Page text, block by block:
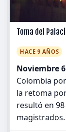
Toma del
HACE 9 AÑOS
Noviembre 6
Colombia
la retoma
resultó en
magistrados.